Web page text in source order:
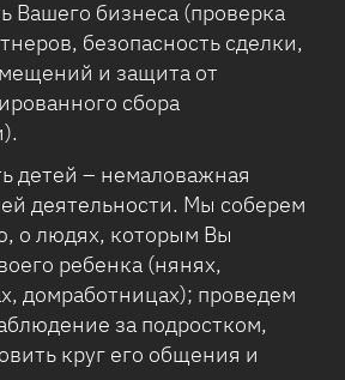
Вашего бизнеса (проверка
безопасность сделки,
и защита от
сбора
детей – немаловажная
деятельности. Мы соберем
о людях, которым Вы
ребенка (нянях,
домработницах); проведем
за подростком,
круг его общения и